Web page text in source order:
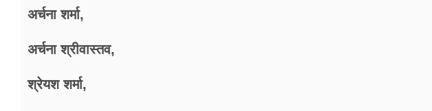
अर्चना शर्मा,
अर्चना श्रीवास्तव,
श्रेयश शर्मा,